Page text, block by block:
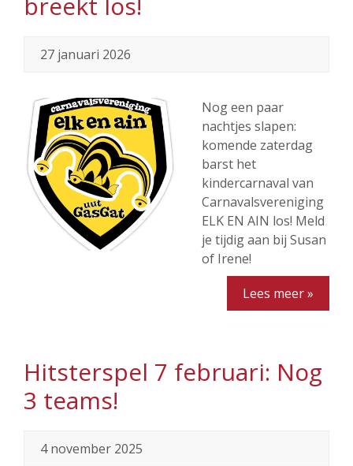
27 januari 2026
Nog een paar
nachtjes slapen:
komende zaterdag
barst het
kindercarnaval van
Carnavalsvereniging
ELK EN AIN los! Meld
je tijdig aan bij Susan
of Irene!
Lees meer »
Hitsterspel 7 februari: Nog
3 teams!
4 november 2025